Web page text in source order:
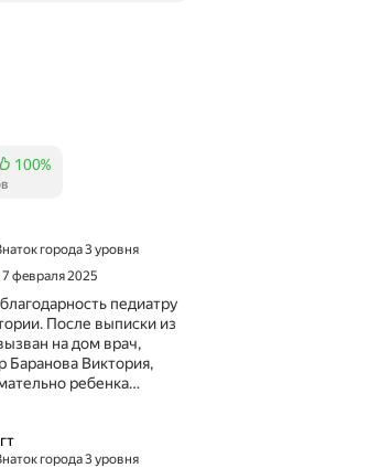
отзывов
100%
города 3 уровня
февраля 2025
педиатру
После выписки из
на дом врач,
Баранова Виктория,
ребенка…
города 3 уровня